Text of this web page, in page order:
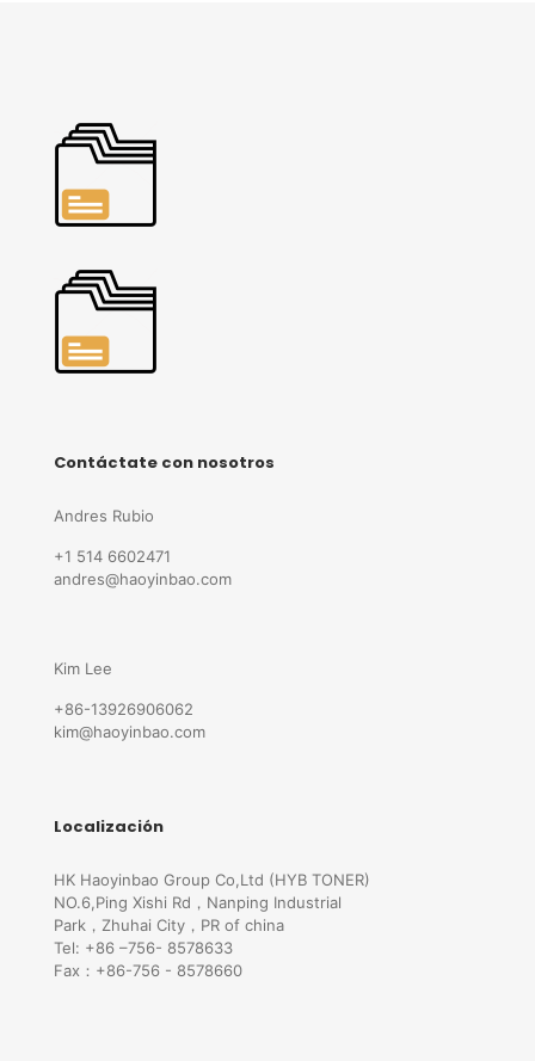
Contáctate con nosotros
Andres Rubio
+1 514 6602471
andres@haoyinbao.com
Kim Lee
+86-13926906062
kim@haoyinbao.com
Localización
HK Haoyinbao Group Co,Ltd (HYB TONER)
NO.6,Ping Xishi Rd，Nanping Industrial
Park，Zhuhai City，PR of china
Tel: +86 –756- 8578633
Fax：+86-756 - 8578660